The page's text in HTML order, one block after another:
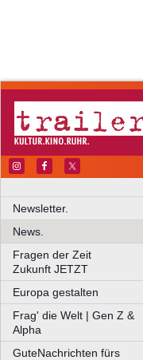
Newsletter.
News.
Fragen der
Zukunft JETZT
Europa gestalten
Frag' die Welt | Gen Z &
Alpha
GuteNachrichten fürs